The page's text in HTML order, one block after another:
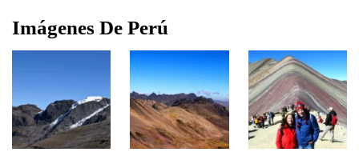
Imágenes De Perú